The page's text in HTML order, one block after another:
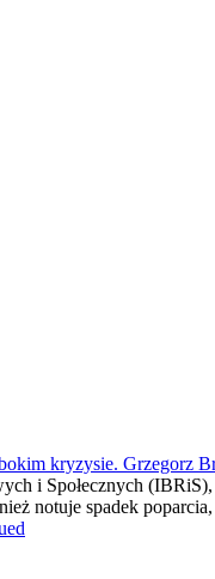
kryzysie. Grzegorz
i Społecznych
notuje spadek